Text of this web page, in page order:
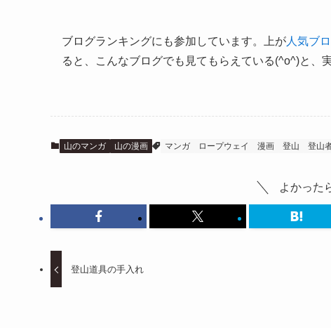
ブログランキングにも参加しています。上が人気ブ
ると、こんなブログでも見てもらえている(^o^)と、
山のマンガ 山の漫画 マンガ ロープウェイ 漫画 登山 登山
よかった
登山道具の手入れ